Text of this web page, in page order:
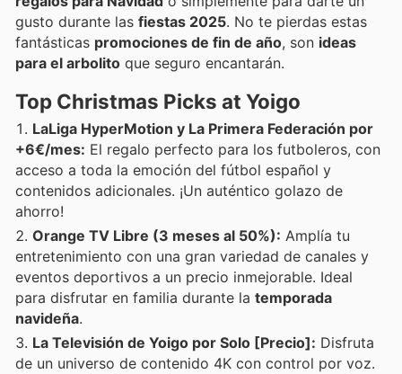
gusto durante las fiestas 2025. No te pierdas estas
fantásticas promociones de fin de año, son ideas
para el arbolito que seguro encantarán.
Top Christmas Picks at Yoigo
LaLiga HyperMotion y La Primera Federación por
+6€/mes: El regalo perfecto para los futboleros, con
acceso a toda la emoción del fútbol español y
contenidos adicionales. ¡Un auténtico golazo de
ahorro!
Orange TV Libre (3 meses al 50%): Amplía tu
entretenimiento con una gran variedad de canales y
eventos deportivos a un precio inmejorable. Ideal
para disfrutar en familia durante la temporada
navideña.
La Televisión de Yoigo por Solo [Precio]: Disfruta
de un universo de contenido 4K con control por voz.